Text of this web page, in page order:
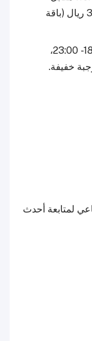
225 ريال (باقة المشروبات الخفيفة) و375 ريال (باقة
الأحد: 18:00 - 23:00،
لمتابعة أحدث